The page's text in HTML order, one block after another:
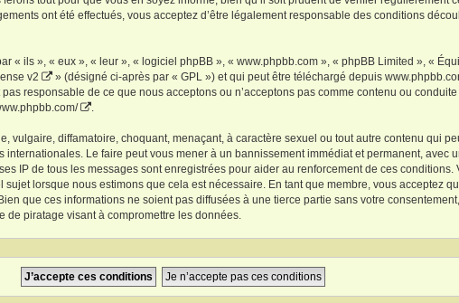
ont été effectués, vous acceptez d’être légalement responsable des conditions
« ils », « eux », « leur », « logiciel phpBB », « www.phpbb.com », « phpBB Limited », «
v2 » (désigné ci-après par « GPL ») et qui peut être téléchargé depuis
responsable de ce que nous acceptons ou n’acceptons pas comme contenu ou
.
vulgaire, diffamatoire, choquant, menaçant, à caractère sexuel ou tout autre contenu qui
Le faire peut vous mener à un bannissement immédiat et permanent, avec
IP de tous les messages sont enregistrées pour aider au renforcement de ces conditions.
lorsque nous estimons que cela est nécessaire. En tant que membre, vous acceptez
que ces informations ne soient pas diffusées à une tierce partie sans votre
de piratage visant à compromettre les données.